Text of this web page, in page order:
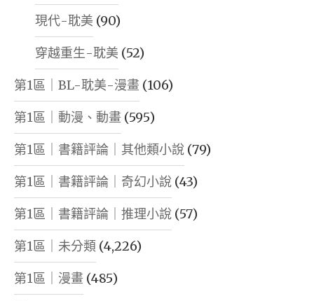
現代-耽美 (90)
穿越重生-耽美 (52)
第1區｜BL-耽美-漫畫 (106)
第1區｜動漫、動畫 (595)
第1區｜書籍評論｜其他類小說 (79)
第1區｜書籍評論｜奇幻小說 (43)
第1區｜書籍評論｜推理小說 (57)
第1區｜未分類 (4,226)
第1區｜漫畫 (485)